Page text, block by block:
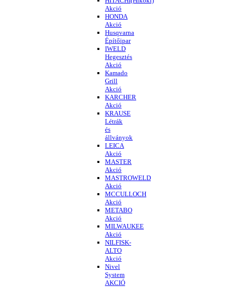
Akció
HONDA
Akció
Husqvarna
Építőipar
IWELD
Hegesztés
Akció
Kamado
Grill
Akció
KARCHER
Akció
KRAUSE
Létrák
és
állványok
LEICA
Akció
MASTER
Akció
MASTROWELD
Akció
MCCULLOCH
Akció
METABO
Akció
MILWAUKEE
Akció
NILFISK-
ALTO
Akció
Nivel
System
AKCIÓ